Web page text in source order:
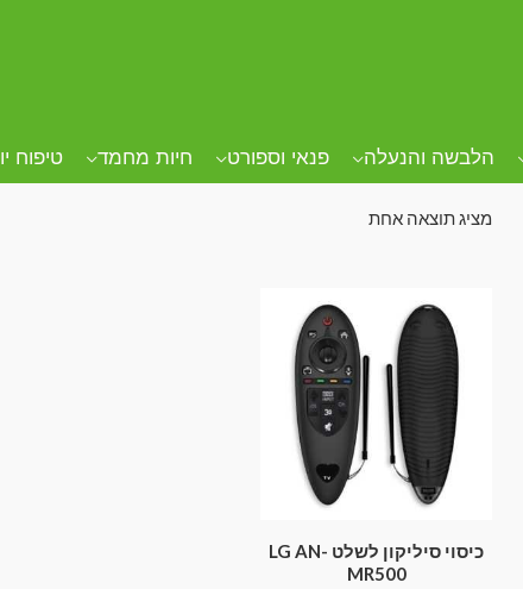
הלבשה והנעלה פנאי וספורט חיות מחמד טיפוח שלט טלוויזיה
מציג תוצאה אחת
כיסוי סיליקון לשלט LG AN-
MR500